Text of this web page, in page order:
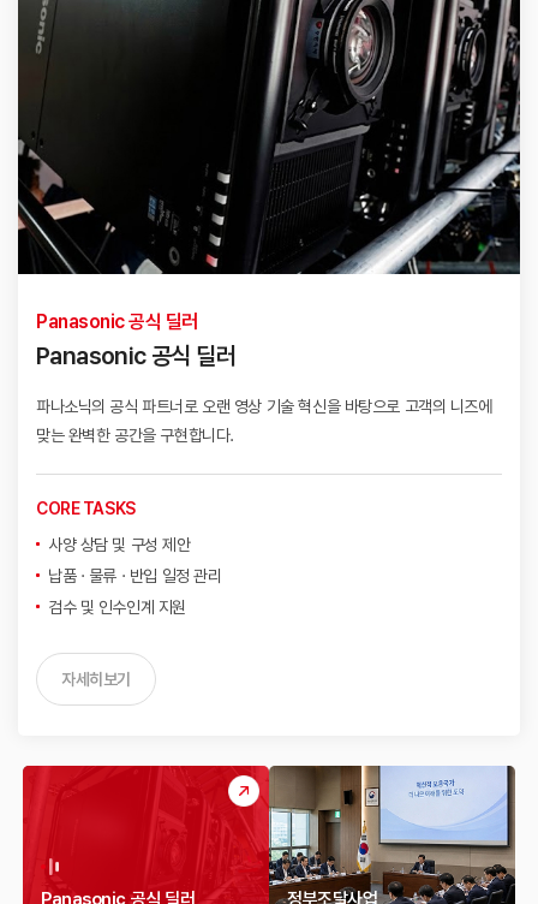
Panasonic 공식 딜러
Panasonic 공식 딜러
파나소닉의 공식 파트너로 오랜 영상 기술 혁신을 바탕으로 고객의 니즈에
맞는 완벽한 공간을 구현합니다.
CORE TASKS
사양 상담 및 구성 제안
납품 · 물류 · 반입 일정 관리
검수 및 인수인계 지원
자세히보기
Panasonic 공식 딜러 정부조달사업